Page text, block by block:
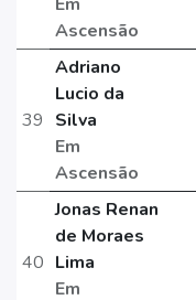
Ascensão
39
Adriano
Lucio da
Silva
Em
Ascensão
40
Jonas Renan
de Moraes
Lima
Em